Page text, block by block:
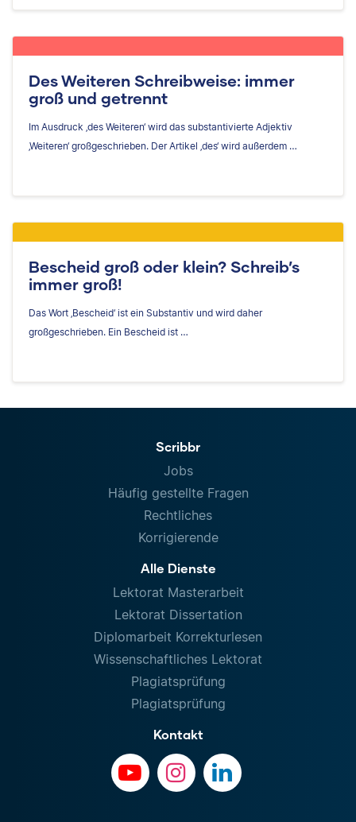
Des Weiteren Schreibweise: immer
groß und getrennt
Im Ausdruck ‚des Weiteren‘ wird das substantivierte Adjektiv
‚Weiteren‘ großgeschrieben. Der Artikel ‚des‘ wird außerdem …
Bescheid groß oder klein? Schreib’s
immer groß!
Das Wort ‚Bescheid‘ ist ein Substantiv und wird daher
großgeschrieben. Ein Bescheid ist …
Scribbr
Jobs
Häufig gestellte Fragen
Rechtliches
Korrigierende
Alle Dienste
Lektorat Masterarbeit
Lektorat Dissertation
Diplomarbeit Korrekturlesen
Wissenschaftliches Lektorat
Plagiatsprüfung
Plagiatsprüfung
Kontakt